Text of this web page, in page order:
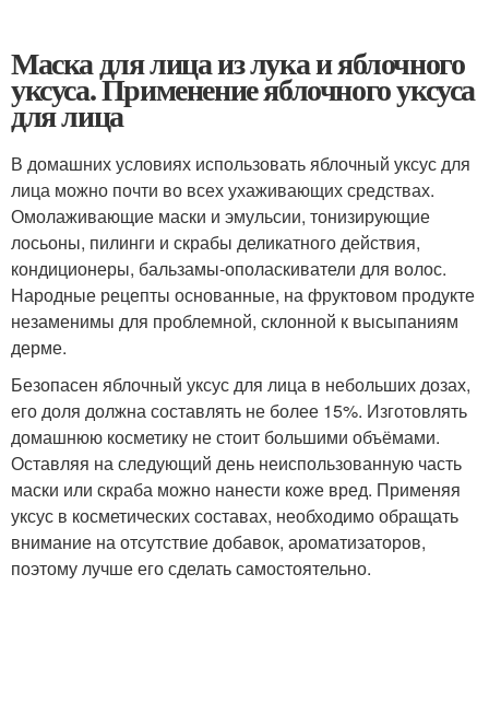
Маска для лица из лука и яблочного
уксуса. Применение яблочного уксуса
для лица
В домашних условиях использовать яблочный уксус для
лица можно почти во всех ухаживающих средствах.
Омолаживающие маски и эмульсии, тонизирующие
лосьоны, пилинги и скрабы деликатного действия,
кондиционеры, бальзамы-ополаскиватели для волос.
Народные рецепты основанные, на фруктовом продукте
незаменимы для проблемной, склонной к высыпаниям
дерме.
Безопасен яблочный уксус для лица в небольших дозах,
его доля должна составлять не более 15%. Изготовлять
домашнюю косметику не стоит большими объёмами.
Оставляя на следующий день неиспользованную часть
маски или скраба можно нанести коже вред. Применяя
уксус в косметических составах, необходимо обращать
внимание на отсутствие добавок, ароматизаторов,
поэтому лучше его сделать самостоятельно.